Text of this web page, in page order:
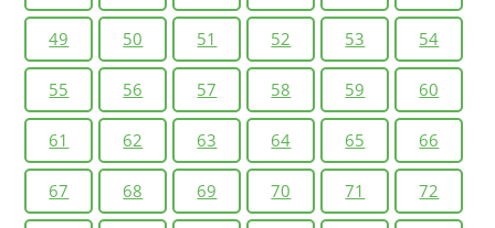
49 50 51 52 53 54
55 56 57 58 59 60
61 62 63 64 65 66
67 68 69 70 71 72